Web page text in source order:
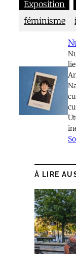
Exposition
féminisme
À LIRE